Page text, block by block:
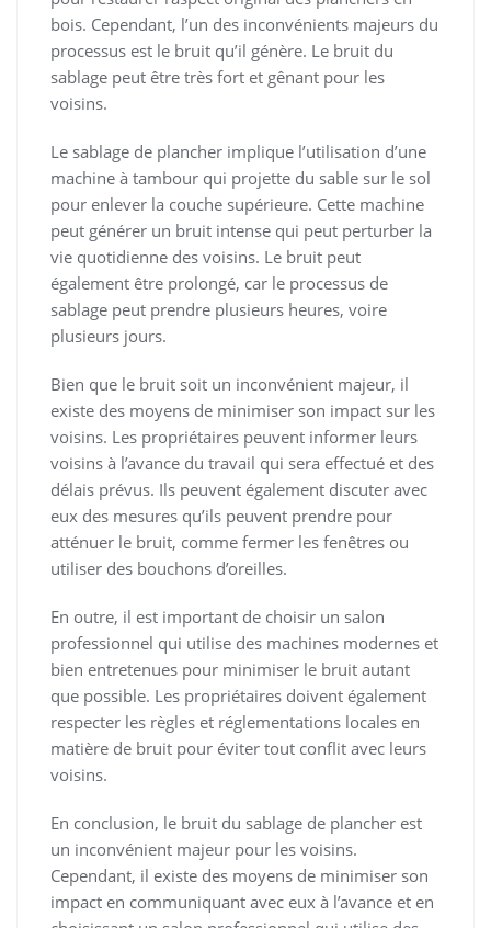
bois. Cependant, l’un des inconvénients majeurs du
processus est le bruit qu’il génère. Le bruit du
sablage peut être très fort et gênant pour les
voisins.
Le sablage de plancher implique l’utilisation d’une
machine à tambour qui projette du sable sur le sol
pour enlever la couche supérieure. Cette machine
peut générer un bruit intense qui peut perturber la
vie quotidienne des voisins. Le bruit peut
également être prolongé, car le processus de
sablage peut prendre plusieurs heures, voire
plusieurs jours.
Bien que le bruit soit un inconvénient majeur, il
existe des moyens de minimiser son impact sur les
voisins. Les propriétaires peuvent informer leurs
voisins à l’avance du travail qui sera effectué et des
délais prévus. Ils peuvent également discuter avec
eux des mesures qu’ils peuvent prendre pour
atténuer le bruit, comme fermer les fenêtres ou
utiliser des bouchons d’oreilles.
En outre, il est important de choisir un salon
professionnel qui utilise des machines modernes et
bien entretenues pour minimiser le bruit autant
que possible. Les propriétaires doivent également
respecter les règles et réglementations locales en
matière de bruit pour éviter tout conflit avec leurs
voisins.
En conclusion, le bruit du sablage de plancher est
un inconvénient majeur pour les voisins.
Cependant, il existe des moyens de minimiser son
impact en communiquant avec eux à l’avance et en